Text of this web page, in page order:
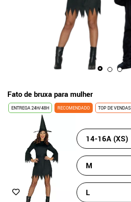
Fato de bruxa para mulher
ENTREGA 24H/48H RECOMENDADO TOP DE VENDAS
14-16A (XS)
M
L